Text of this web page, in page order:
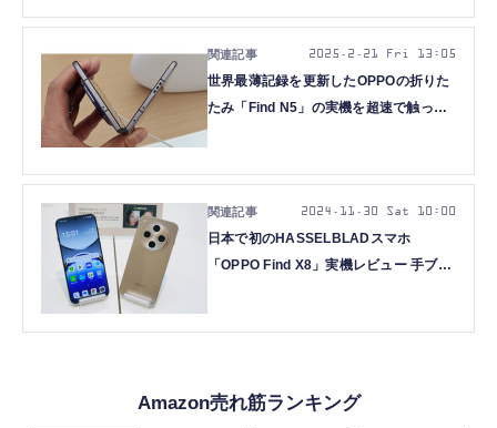
世界最薄記録を更新したOPPOの折りた
たみ「Find N5」の実機を超速で触って
2025.2.21 Fri 13:05
日本で初のHASSELBLADスマホ
「OPPO Find X8」実機レビュー 手ブレ
2024.11.30 Sat 10:00
Amazon売れ筋ランキング